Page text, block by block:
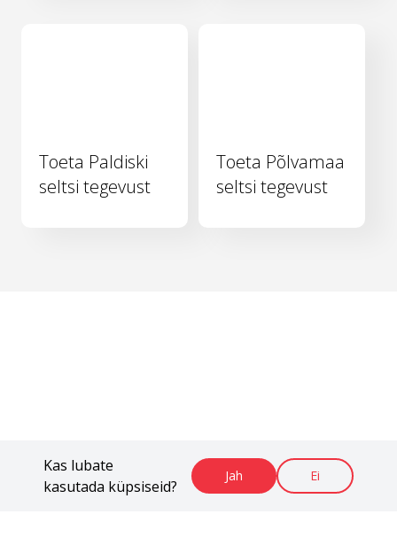
Kas lubate
kasutada küpsiseid?
Jah Ei
Toeta Paldiski
seltsi tegevust
Toeta Põlvamaa
seltsi tegevust